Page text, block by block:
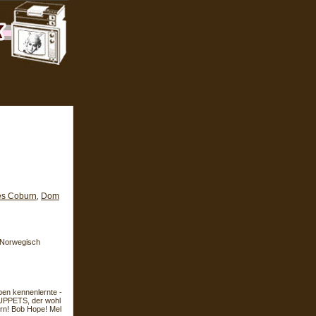
Coburn Dom
kennenlernte -
der wohl
Bob Hope! Mel